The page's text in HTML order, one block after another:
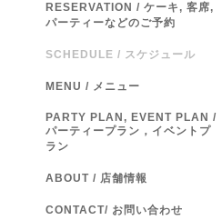
RESERVATION / ケーキ, 客席,
パーティーなどのご予約
SCHEDULE / スケジュール
MENU / メニュー
PARTY PLAN, EVENT PLAN /
パーティープラン，イベントプ
ラン
ABOUT / 店舗情報
CONTACT/ お問い合わせ